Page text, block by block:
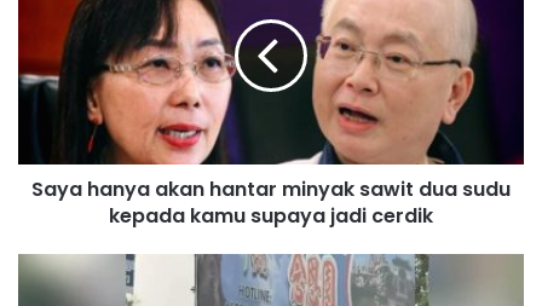
h
a
a
n
Saya hanya akan hantar minyak sawit dua sudu
kepada kamu supaya jadi cerdik
A